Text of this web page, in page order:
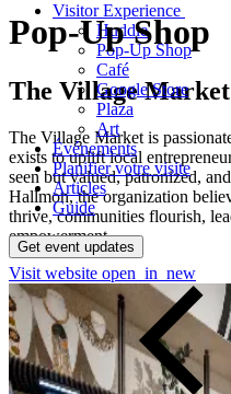
Visitor Experience
Huddle
Pop-Up Shop
Café
Google Store
Plaza
Art
Événements
Planifier votre visite
Articles
Guide
Get event updates
Pop-Up Shop
The Village Market
The Village Market is
exists to uplift local
seen but valued, patronized,
Hallmon, the organization
thrive, communities flourish,
empowerment.
Visit website open_in_new